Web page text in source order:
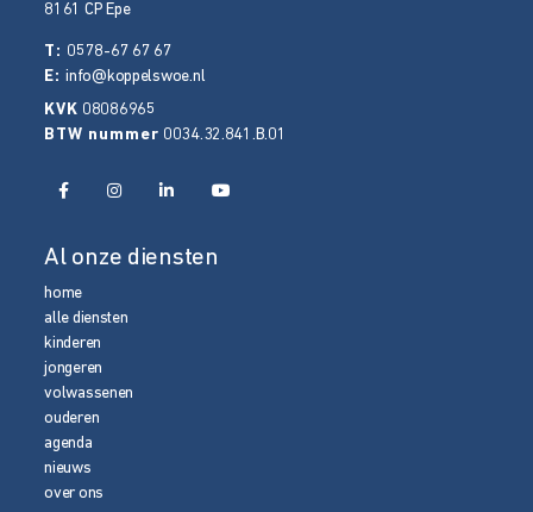
8161 CP Epe
T: 0578-67 67 67
E:info@koppelswoe.nl
KVK 08086965
BTW nummer 0034.32.841.B.01
Al onze diensten
home
alle diensten
kinderen
jongeren
volwassenen
ouderen
agenda
nieuws
over ons